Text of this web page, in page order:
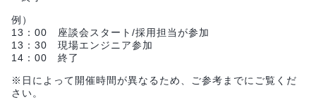
例）
13：00 座談会スタート/採用担当が参加
13：30 現場エンジニア参加
14：00 終了
※日によって開催時間が異なるため、ご参考までにご覧くだ
さい。